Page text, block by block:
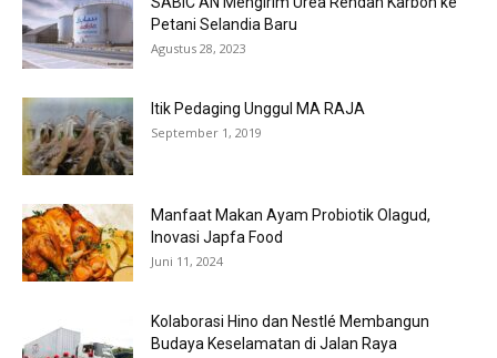
Petani Selandia Baru
Agustus 28, 2023
Itik Pedaging Unggul MA RAJA
September 1, 2019
Manfaat Makan Ayam Probiotik Olagud,
Inovasi Japfa Food
Juni 11, 2024
Kolaborasi Hino dan Nestlé Membangun
Budaya Keselamatan di Jalan Raya